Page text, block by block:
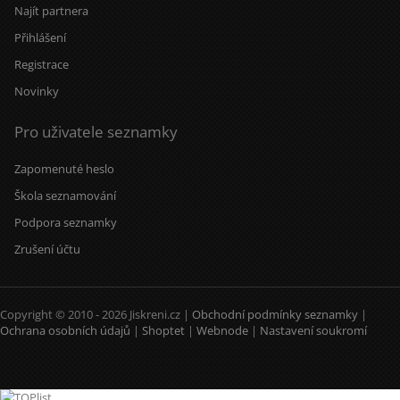
Najít partnera
Přihlášení
Registrace
Novinky
Pro uživatele seznamky
Zapomenuté heslo
Škola seznamování
Podpora seznamky
Zrušení účtu
Copyright © 2010 - 2026 Jiskreni.cz | Obchodní podmínky seznamky |
Ochrana osobních údajů | Shoptet | Webnode | Nastavení soukromí